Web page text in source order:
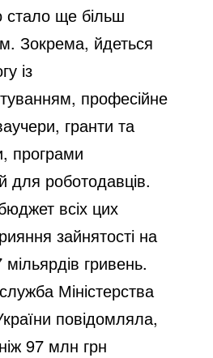
стало ще більш
Зокрема, йдеться
із
професійне
гранти та
програми
для роботодавців.
всіх цих
зайнятості на
гривень.
Міністерства
повідомляла,
97 млн грн